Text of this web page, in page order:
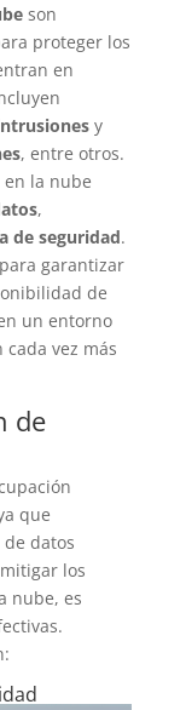
son
proteger los
en
y
, entre otros.
en la nube
,
de seguridad.
garantizar
de
un entorno
vez más
de
que
datos
los
nube, es